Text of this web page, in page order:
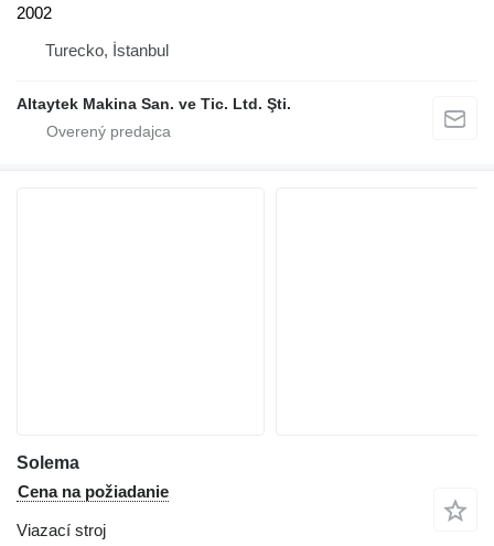
2002
Turecko, İstanbul
Altaytek Makina San. ve Tic. Ltd. Şti.
Solema
Cena na požiadanie
Viazací stroj